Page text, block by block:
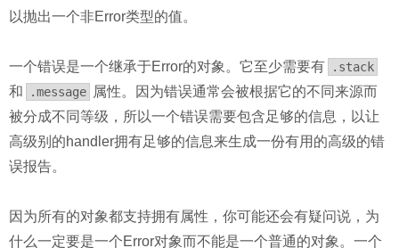
以抛出一个非Error类型的值。
一个错误是一个继承于Error的对象。它至少需要有 .stack
和 .message 属性。因为错误通常会被根据它的不同来源而
被分成不同等级，所以一个错误需要包含足够的信息，以让
高级别的handler拥有足够的信息来生成一份有用的高级的错
误报告。
因为所有的对象都支持拥有属性，你可能还会有疑问说，为
什么一定要是一个Error对象而不能是一个普通的对象。一个